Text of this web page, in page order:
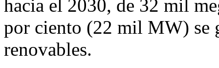
hacia el 2030, de 32 mil
por ciento (22 mil MW) se
renovables.